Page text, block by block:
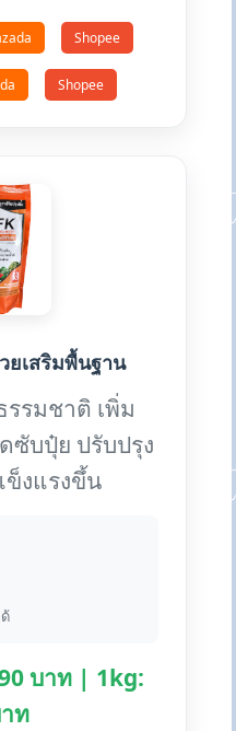
Shopee
Shopee
ยเสริมพื้นฐาน
รมชาติ เพิ่ม
ซับปุ๋ย ปรับปรุง
งแรงขึ้น
บาท | 1kg:
ท